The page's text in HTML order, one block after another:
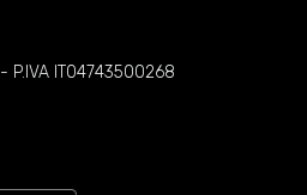
- P.IVA IT04743500268